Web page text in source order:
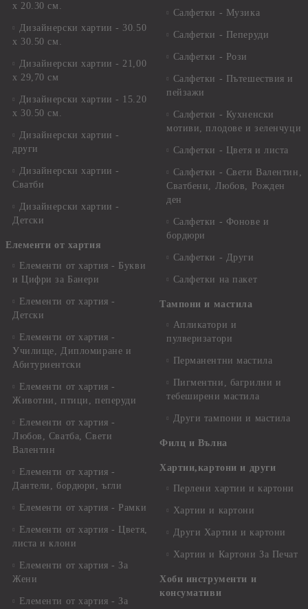
х 20.30 см.
Дизайнерски хартии - 30.50
х 30.50 см.
Дизайнерски хартии - 21,00
х 29,70 см
Дизайнерски хартии - 15.20
x 30.50 см.
Дизайнерски хартии -
други
Дизайнерски хартии -
Сватби
Дизайнерски хартии -
Детски
Елементи от хартия
Елементи от хартия - Букви
и Цифри за Банери
Елементи от хартия -
Детски
Елементи от хартия -
Училище, Дипломиране и
Абитуриентски
Елементи от хартия -
Животни, птици, пеперуди
Елементи от хартия -
Любов, Сватба, Свети
Валентин
Елементи от хартия -
Дантели, бордюри, ъгли
Елементи от хартия - Рамки
Елементи от хартия - Цветя,
листа и клони
Елементи от хартия - За
Жени
Елементи от хартия - За
Салфетки - Музика
Салфетки - Пеперуди
Салфетки - Рози
Салфетки - Пътешествия и
пейзажи
Салфетки - Кухненски
мотиви, плодове и зеленчуци
Салфетки - Цветя и листа
Салфетки - Свети Валентин,
Сватбени, Любов, Рожден
ден
Салфетки - Фонове и
бордюри
Салфетки - Други
Салфетки на пакет
Тампони и мастила
Апликатори и
пулверизатори
Перманентни мастила
Пигментни, багрилни и
тебеширени мастила
Други тампони и мастила
Филц и Вълна
Хартии,картони и други
Перлени хартии и картони
Хартии и картони
Други Хартии и картони
Хартии и Картони За Печат
Хоби инструменти и
консумативи